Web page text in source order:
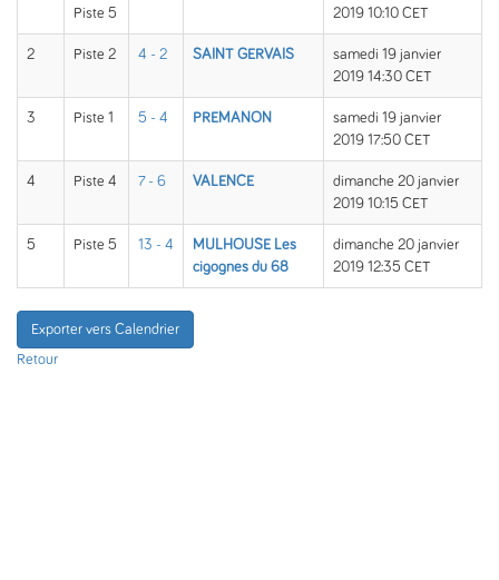
Piste 5
2019 10:10 CET
2 Piste 2 4 - 2 SAINT GERVAIS
samedi 19 janvier
2019 14:30 CET
3 Piste 1 5 - 4 PREMANON
samedi 19 janvier
2019 17:50 CET
4 Piste 4 7 - 6 VALENCE
dimanche 20 janvier
2019 10:15 CET
5 Piste 5 13 - 4
MULHOUSE Les
cigognes du 68
dimanche 20 janvier
2019 12:35 CET
Exporter vers Calendrier
Retour